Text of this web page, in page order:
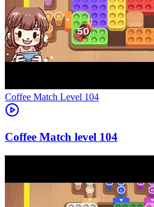
Level 104
104